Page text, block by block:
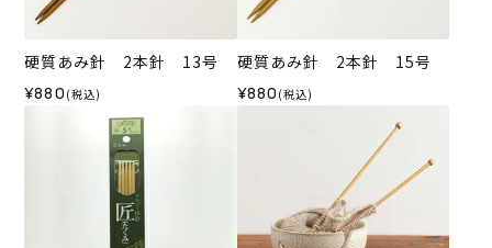
硬質あみ針 2本針 13号
¥880 (税込)
硬質あみ針 2本針 15号
¥880 (税込)